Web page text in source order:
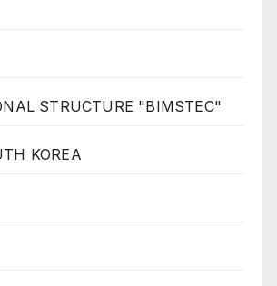
STRUCTURE "BIMSTEC"
KOREA